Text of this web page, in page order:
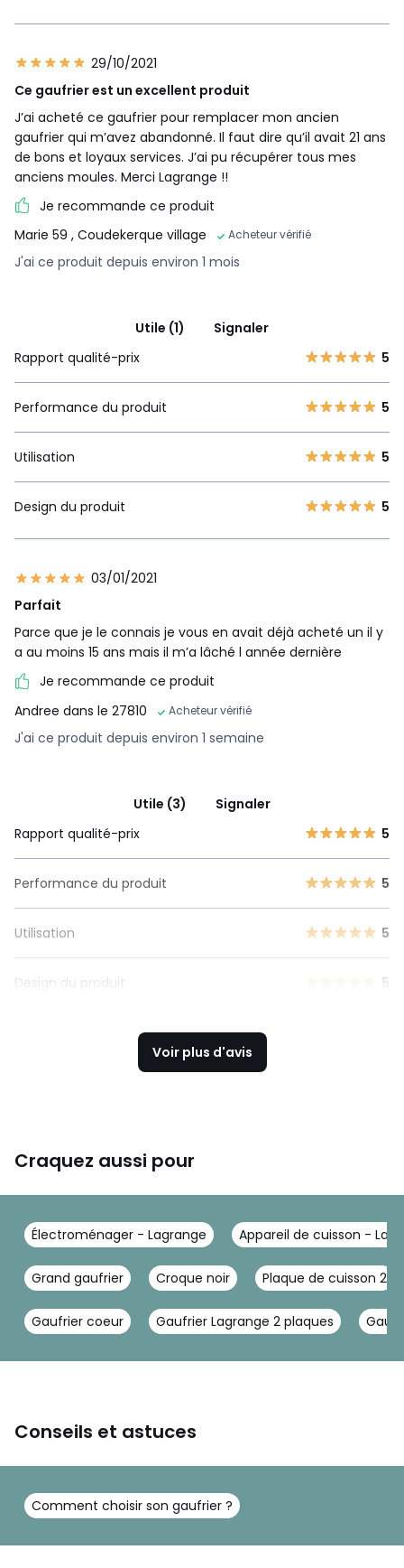
29/10/2021
Ce gaufrier est un excellent produit
J’ai acheté ce gaufrier pour remplacer mon ancien
gaufrier qui m’avez abandonné. Il faut dire qu’il avait 21 ans
de bons et loyaux services. J’ai pu récupérer tous mes
anciens moules. Merci Lagrange !!
Je recommande ce produit
Marie 59 , Coudekerque village Acheteur vérifié
J'ai ce produit depuis environ 1 mois
Utile (1)
Signaler
Rapport qualité-prix
5
Performance du produit 5
Utilisation 5
Design du produit 5
03/01/2021
Parfait
Parce que je le connais je vous en avait déjà acheté un il y
a au moins 15 ans mais il m’a lâché l année dernière
Je recommande ce produit
Andree dans le 27810
Acheteur vérifié
J'ai ce produit depuis environ 1 semaine
Utile (3)
Signaler
Rapport qualité-prix
5
Performance du produit 5
Utilisation 5
Design du produit 5
Voir plus d'avis
Craquez aussi pour
Électroménager - Lagrange Appareil de cuisson -
Grand gaufrier Croque noir Plaque de cuisson 2
Gaufrier coeur Gaufrier Lagrange 2 plaques
Conseils et astuces
Comment choisir son gaufrier ?